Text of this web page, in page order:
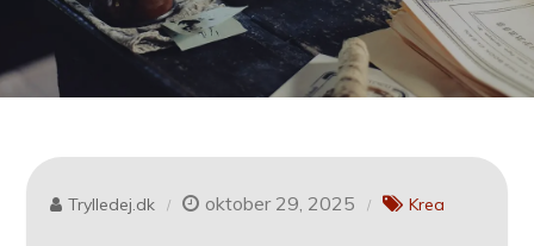
Trylledej.dk oktober 29, 2025 Krea